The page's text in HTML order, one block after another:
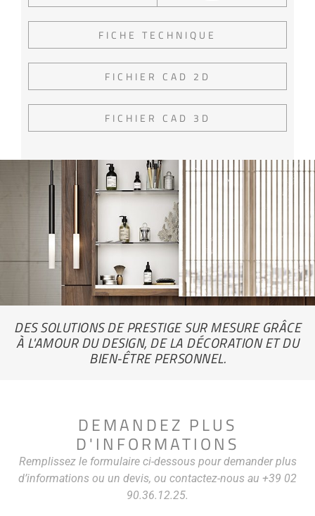
FICHE TECHNIQUE
FICHIER CAD 2D
FICHIER CAD 3D
DES SOLUTIONS DE PRESTIGE SUR MESURE GRÂCE
À L'AMOUR DU DESIGN, DE LA DÉCORATION ET DU
BIEN-ÊTRE PERSONNEL.
DEMANDEZ PLUS
D'INFORMATIONS
Remplissez le formulaire ci-dessous pour demander plus
d’informations ou un devis, ou contactez-nous au +39 02
90.36.12.25.